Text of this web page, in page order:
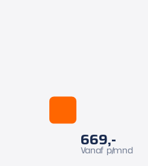
669,-
Vanaf p/mnd